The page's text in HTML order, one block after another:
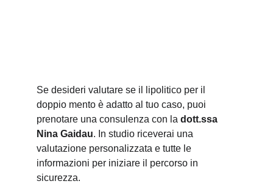
Se desideri valutare se il lipolitico per il
doppio mento è adatto al tuo caso, puoi
prenotare una consulenza con la dott.ssa
Nina Gaidau. In studio riceverai una
valutazione personalizzata e tutte le
informazioni per iniziare il percorso in
sicurezza.